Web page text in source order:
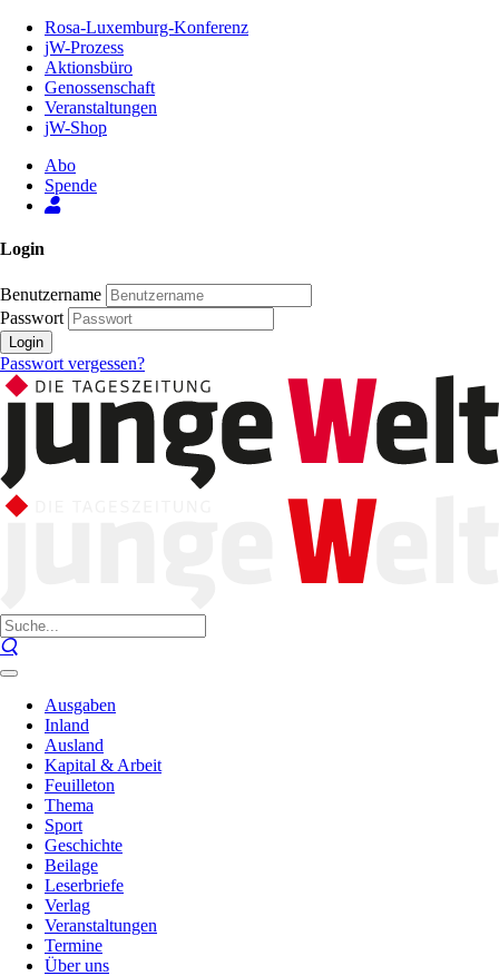
Inhalt
Seite
Rosa-Luxemburg-Konferenz
jW-Prozess
Aktionsbüro
Genossenschaft
Veranstaltungen
jW-Shop
Abo
Spende
Login
Benutzername
Passwort
Login
Passwort vergessen?
Ausgaben
Inland
Ausland
Kapital & Arbeit
Feuilleton
Thema
Sport
Geschichte
Beilage
Leserbriefe
Verlag
Veranstaltungen
Termine
Über uns